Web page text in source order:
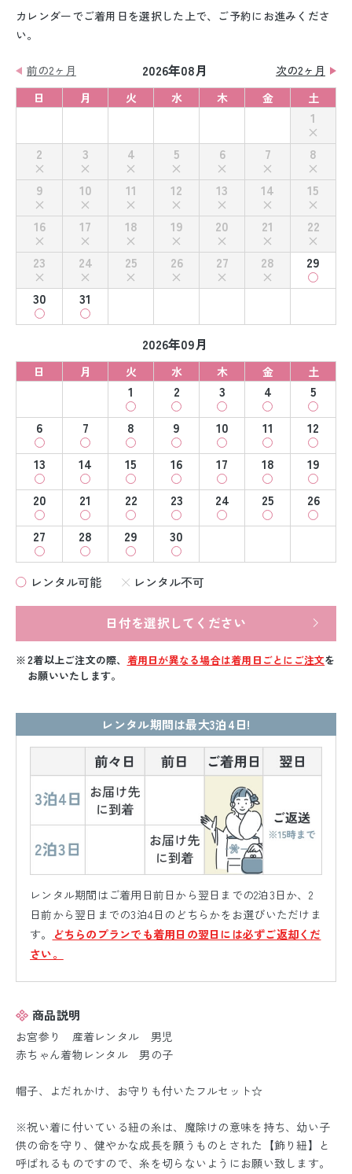
カレンダーでご着用日を選択した上で、ご予約にお進みくださ
い。
前の2ヶ月 2026年08月
次の2ヶ月
日
月 火 水 木 金 土
1
2
3 4 5 6 7
8
9
10 11 12 13 14
15
16
17 18 19 20 21
22
23
24 25 26 27 28
29
30
31
2026年09月
日 月 火 水 木 金 土
1 2 3 4
5
6
7 8 9 10 11
12
13
14 15 16 17 18
19
20
21 22 23 24 25
26
27
28 29 30
レンタル可能 レンタル不可
日付を選択してください
2着以上ご注文の際、 着用日が異なる場合は着用日ごとにご注文を
お願いいたします。
レンタル期間は最大3泊4日!
レンタル期間はご着用日前日から翌日までの2泊3日か、2
日前から翌日までの3泊4日のどちらかをお選びいただけま
す。
どちらのプランでも着用日の翌日には必ずご返却くだ
さい。
商品説明
お宮参り 産着レンタル 男児
赤ちゃん着物レンタル 男の子
帽子、よだれかけ、お守りも付いたフルセット☆
※祝い着に付いている紐の糸は、魔除けの意味を持ち、幼い子
供の命を守り、健やかな成長を願うものとされた【飾り紐】と
呼ばれるものですので、糸を切らないようにお願い致します。